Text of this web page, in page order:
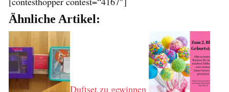
Ähnliche Artikel:
Duftset zu gewinnen